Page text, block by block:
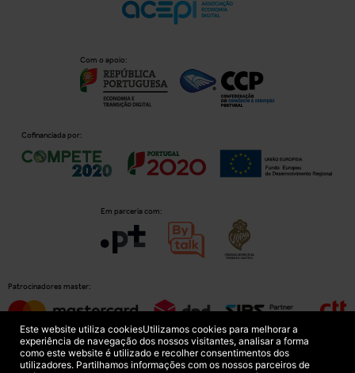
Com o apoio:
Cofinanciada por:
Em parceria com:
Patrocinadores master:
Patrocinadores principais:
Este website utiliza cookiesUtilizamos cookies para melhorar a
experiência de navegação dos nossos visitantes, analisar a forma
como este website é utilizado e recolher consentimentos dos
utilizadores. Partilhamos informações com os nossos parceiros de